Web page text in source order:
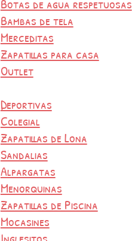
Botas de agua respetuosas
Bambas de tela
Merceditas
Zapatillas para casa
Outlet
Deportivas
Colegial
Zapatillas de Lona
Sandalias
Alpargatas
Menorquinas
Zapatillas de Piscina
Mocasines